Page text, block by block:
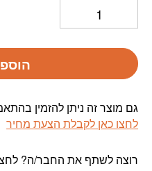
גם מוצר זה ניתן להזמין
לחצו כאן לקבלת הצעת מחיר
רוצה לשתף את החבר/ה?